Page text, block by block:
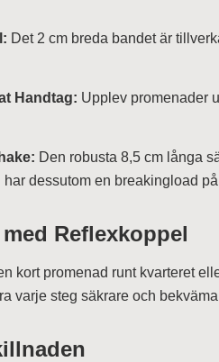
Det 2 cm breda bandet är
Handtag: Upplev promenader
Den robusta 8,5 cm långa
dessutom en breakingload
Reflexkoppel
kort promenad runt kvarteret
varje steg säkrare och